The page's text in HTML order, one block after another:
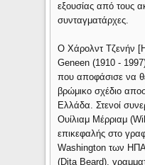
εξουσίας από τους
συνταγματάρχες.
Ο Χάρολντ Τζενήν
Geneen (1910 -
που αποφάσισε να
βρώμικο σχέδιο
Ελλάδα. Στενοί
Ουίλιαμ Μέρριαμ
επικεφαλής στο
Washington των
(Dita Beard),